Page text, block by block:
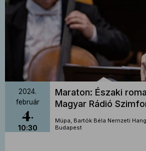
2024.
február
4
10:30
Maraton: Északi
Magyar Rádió
Müpa, Bartók Béla Nemzeti
Budapest